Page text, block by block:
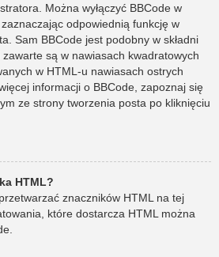
Można wyłączyć BBCode w
odpowiednią funkcję w
Sam BBCode jest podobny w składni
są w nawiasach kwadratowych
w HTML-u nawiasach ostrych
informacji o BBCode, zapoznaj się
ze strony tworzenia posta po kliknięciu
HTML?
znaczników HTML na tej
które dostarcza HTML można